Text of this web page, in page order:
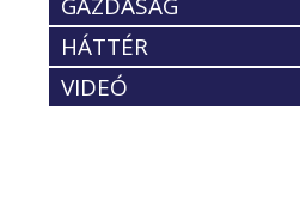
GAZDASÁG
HÁTTÉR
VIDEÓ